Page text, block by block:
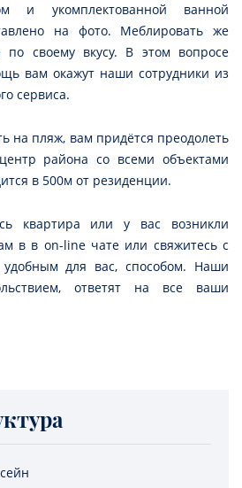
и укомплектованной ванной
на фото. Меблировать же
по своему вкусу. В этом вопросе
вам окажут наши сотрудники из
сервиса.
на пляж, вам придётся преодолеть
района со всеми объектами
в 500м от резиденции.
квартира или у вас возникли
в в on-line чате или свяжитесь с
для вас, способом. Наши
ответят на все ваши